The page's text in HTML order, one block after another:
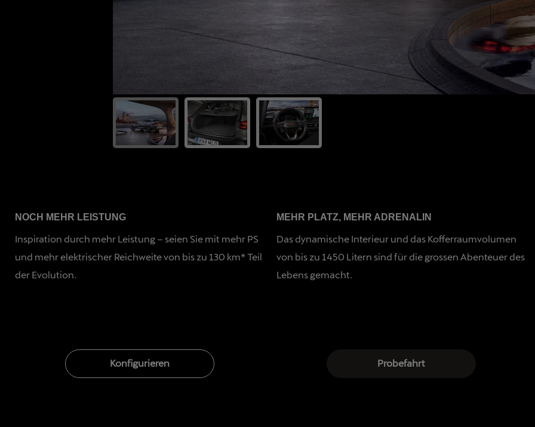
NOCH MEHR LEISTUNG
Inspiration durch mehr Leistung – seien Sie mit mehr PS
und mehr elektrischer Reichweite von bis zu 130 km* Teil
der Evolution.
MEHR PLATZ, MEHR ADRENALIN
Das dynamische Interieur und das Kofferraumvolumen
von bis zu 1450 Litern sind für die grossen Abenteuer des
Lebens gemacht.
Konfigurieren Probefahrt